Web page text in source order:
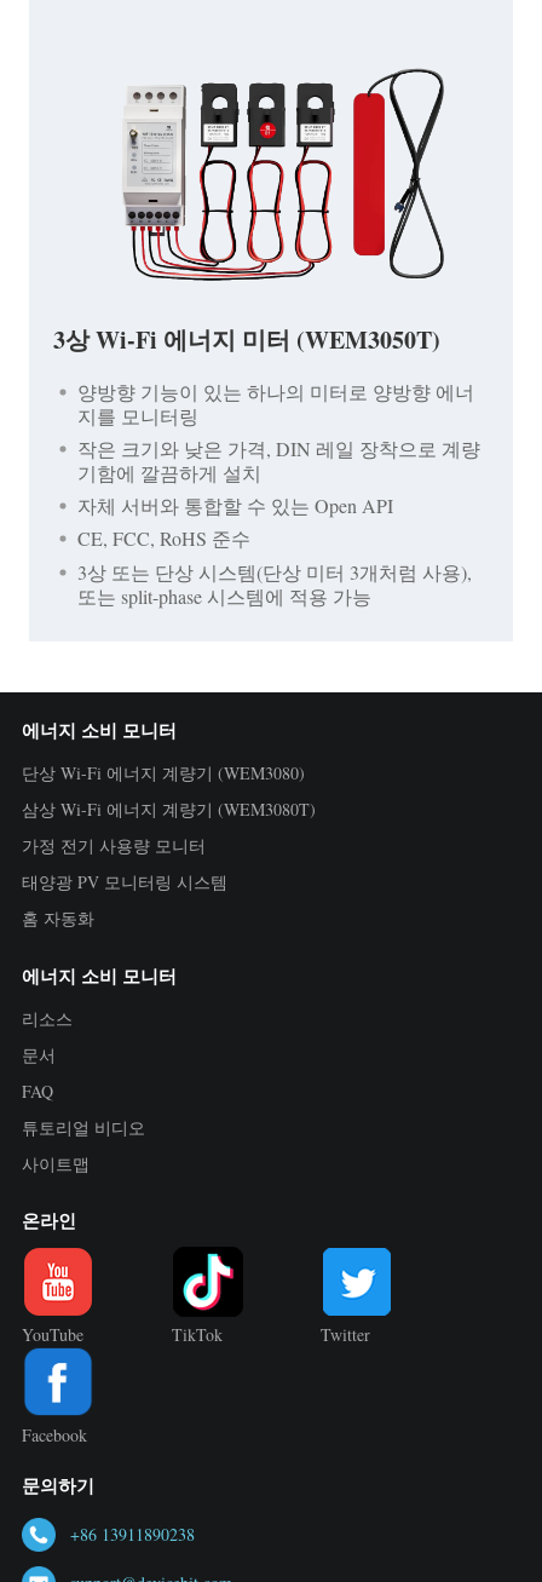
3상 Wi-Fi 에너지 미터 (WEM3050T)
양방향 기능이 있는 하나의 미터로 양방향 에너
지를 모니터링
작은 크기와 낮은 가격, DIN 레일 장착으로 계량
기함에 깔끔하게 설치
자체 서버와 통합할 수 있는 Open API
CE, FCC, RoHS 준수
3상 또는 단상 시스템(단상 미터 3개처럼 사용),
또는 split-phase 시스템에 적용 가능
에너지 소비 모니터
단상 Wi-Fi 에너지 계량기 (WEM3080)
삼상 Wi-Fi 에너지 계량기 (WEM3080T)
가정 전기 사용량 모니터
태양광 PV 모니터링 시스템
홈 자동화
에너지 소비 모니터
리소스
문서
FAQ
튜토리얼 비디오
사이트맵
온라인
YouTube TikTok Twitter
Facebook
문의하기
+86 13911890238